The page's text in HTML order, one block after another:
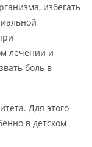
избегать
лечении и
боль в
Для этого
в детском